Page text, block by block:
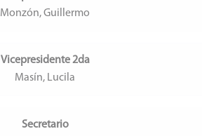
Monzón, Guillermo
Vicepresidente 2da
Masín, Lucila
Secretario